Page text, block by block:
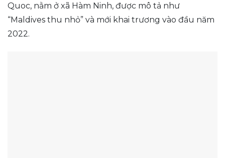
Quoc, nằm ở xã Hàm Ninh, được mô tả như
“Maldives thu nhỏ” và mới khai trương vào đầu năm
2022.